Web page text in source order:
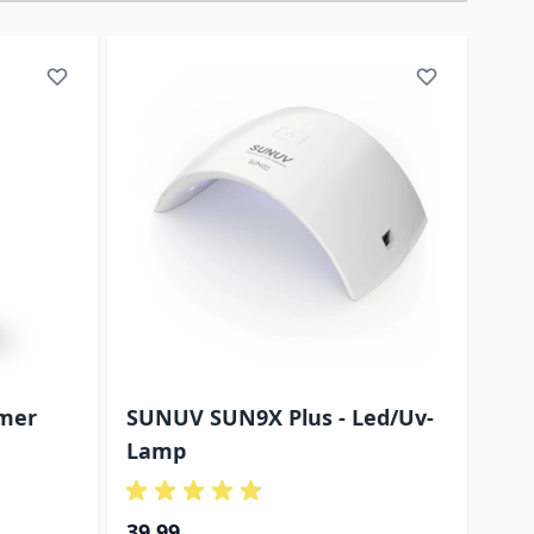
naar de carrouselnavigatie gaan met de overslaan
SUNUV SUN9X Plus - Led/Uv-
Lamp